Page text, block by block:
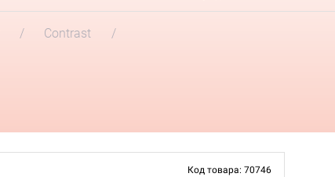
Contrast
Код товара: 70746